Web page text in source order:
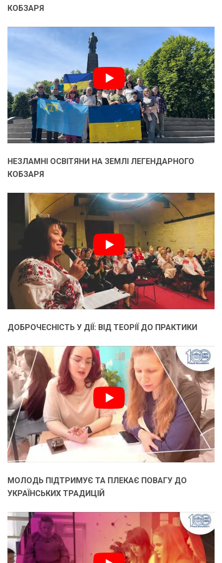
КОБЗАРЯ
НЕЗЛАМНІ ОСВІТЯНИ НА ЗЕМЛІ ЛЕГЕНДАРНОГО
КОБЗАРЯ
ДОБРОЧЕСНІСТЬ У ДІЇ: ВІД ТЕОРІЇ ДО ПРАКТИКИ
МОЛОДЬ ПІДТРИМУЄ ТА ПЛЕКАЄ ПОВАГУ ДО
УКРАЇНСЬКИХ ТРАДИЦІЙ